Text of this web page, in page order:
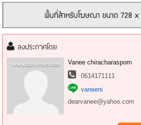
ขายไร่ละ 300,000บ.
#ขายที่ดินราคาถูก
#ขายที่ดินอำเภอพนมสารคาม
#ขายที่ดินจังหวัดฉะเชิงเทรา
#ที่ดินทำเกษตร
Sale of land for cheap price 165 rai Tambon
Panomsarakarm Chachoengsao
near wat HuakraSung and Phanom Sarakham
ลงประกาศโดย
Vanee chiracharasporn
0614171111
vaneeni
dearvanee@yahoo.com